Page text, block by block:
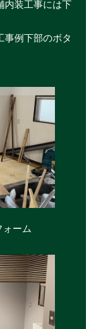
内装工事には下
事例下部のボタ
ォーム